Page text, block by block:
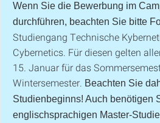
Wenn Sie die Bewerbung im
durchführen, beachten Sie bitte
Studiengang Technische
Cybernetics. Für diesen gelten
15. Januar für das
Wintersemester. Beachten Sie
Studienbeginns! Auch benötigen
englischsprachigen Master-